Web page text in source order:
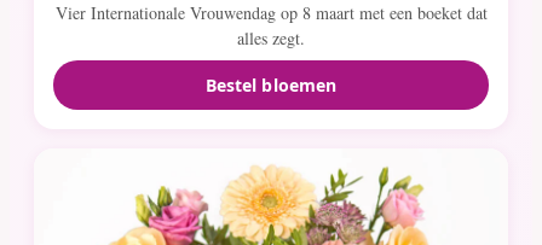
Vier Internationale Vrouwendag op 8 maart met een boeket dat
alles zegt.
Bestel bloemen